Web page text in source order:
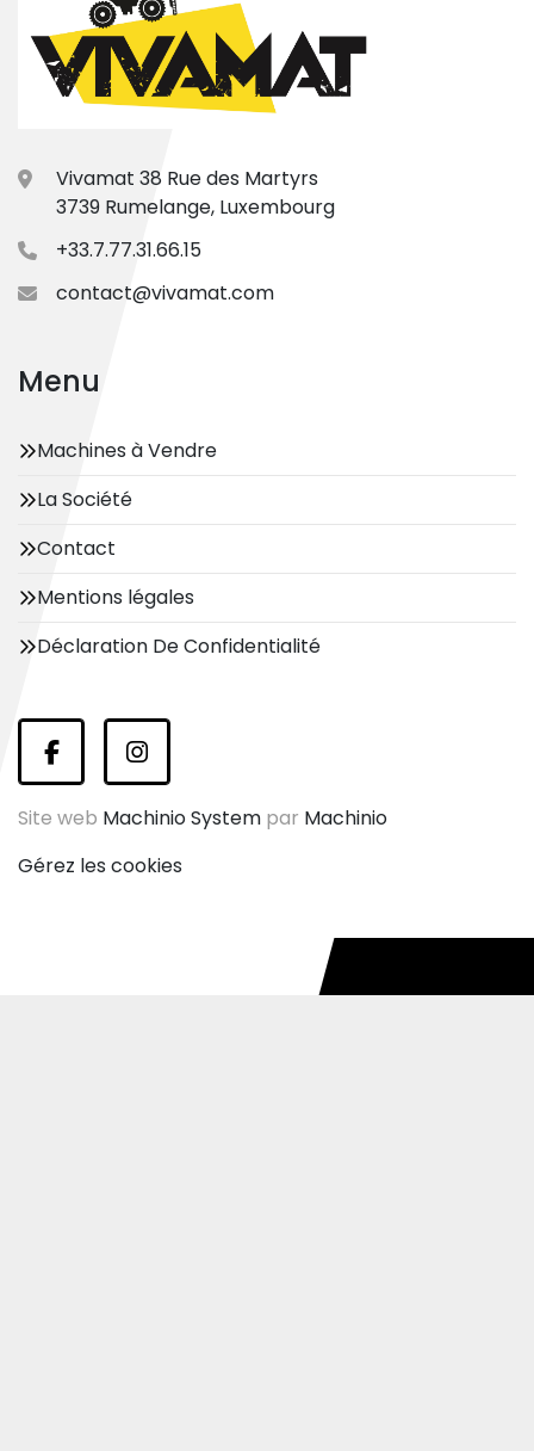
Vivamat 38 Rue des Martyrs
3739 Rumelange, Luxembourg
+33.7.77.31.66.15
contact@vivamat.com
Menu
Machines à Vendre
La Société
Contact
Mentions légales
Déclaration De Confidentialité
facebookinstagram
Site web Machinio System par Machinio
Gérez les cookies